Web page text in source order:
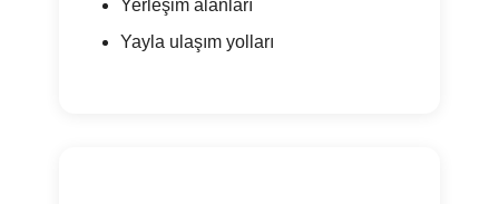
Yerleşim alanları
Yayla ulaşım yolları